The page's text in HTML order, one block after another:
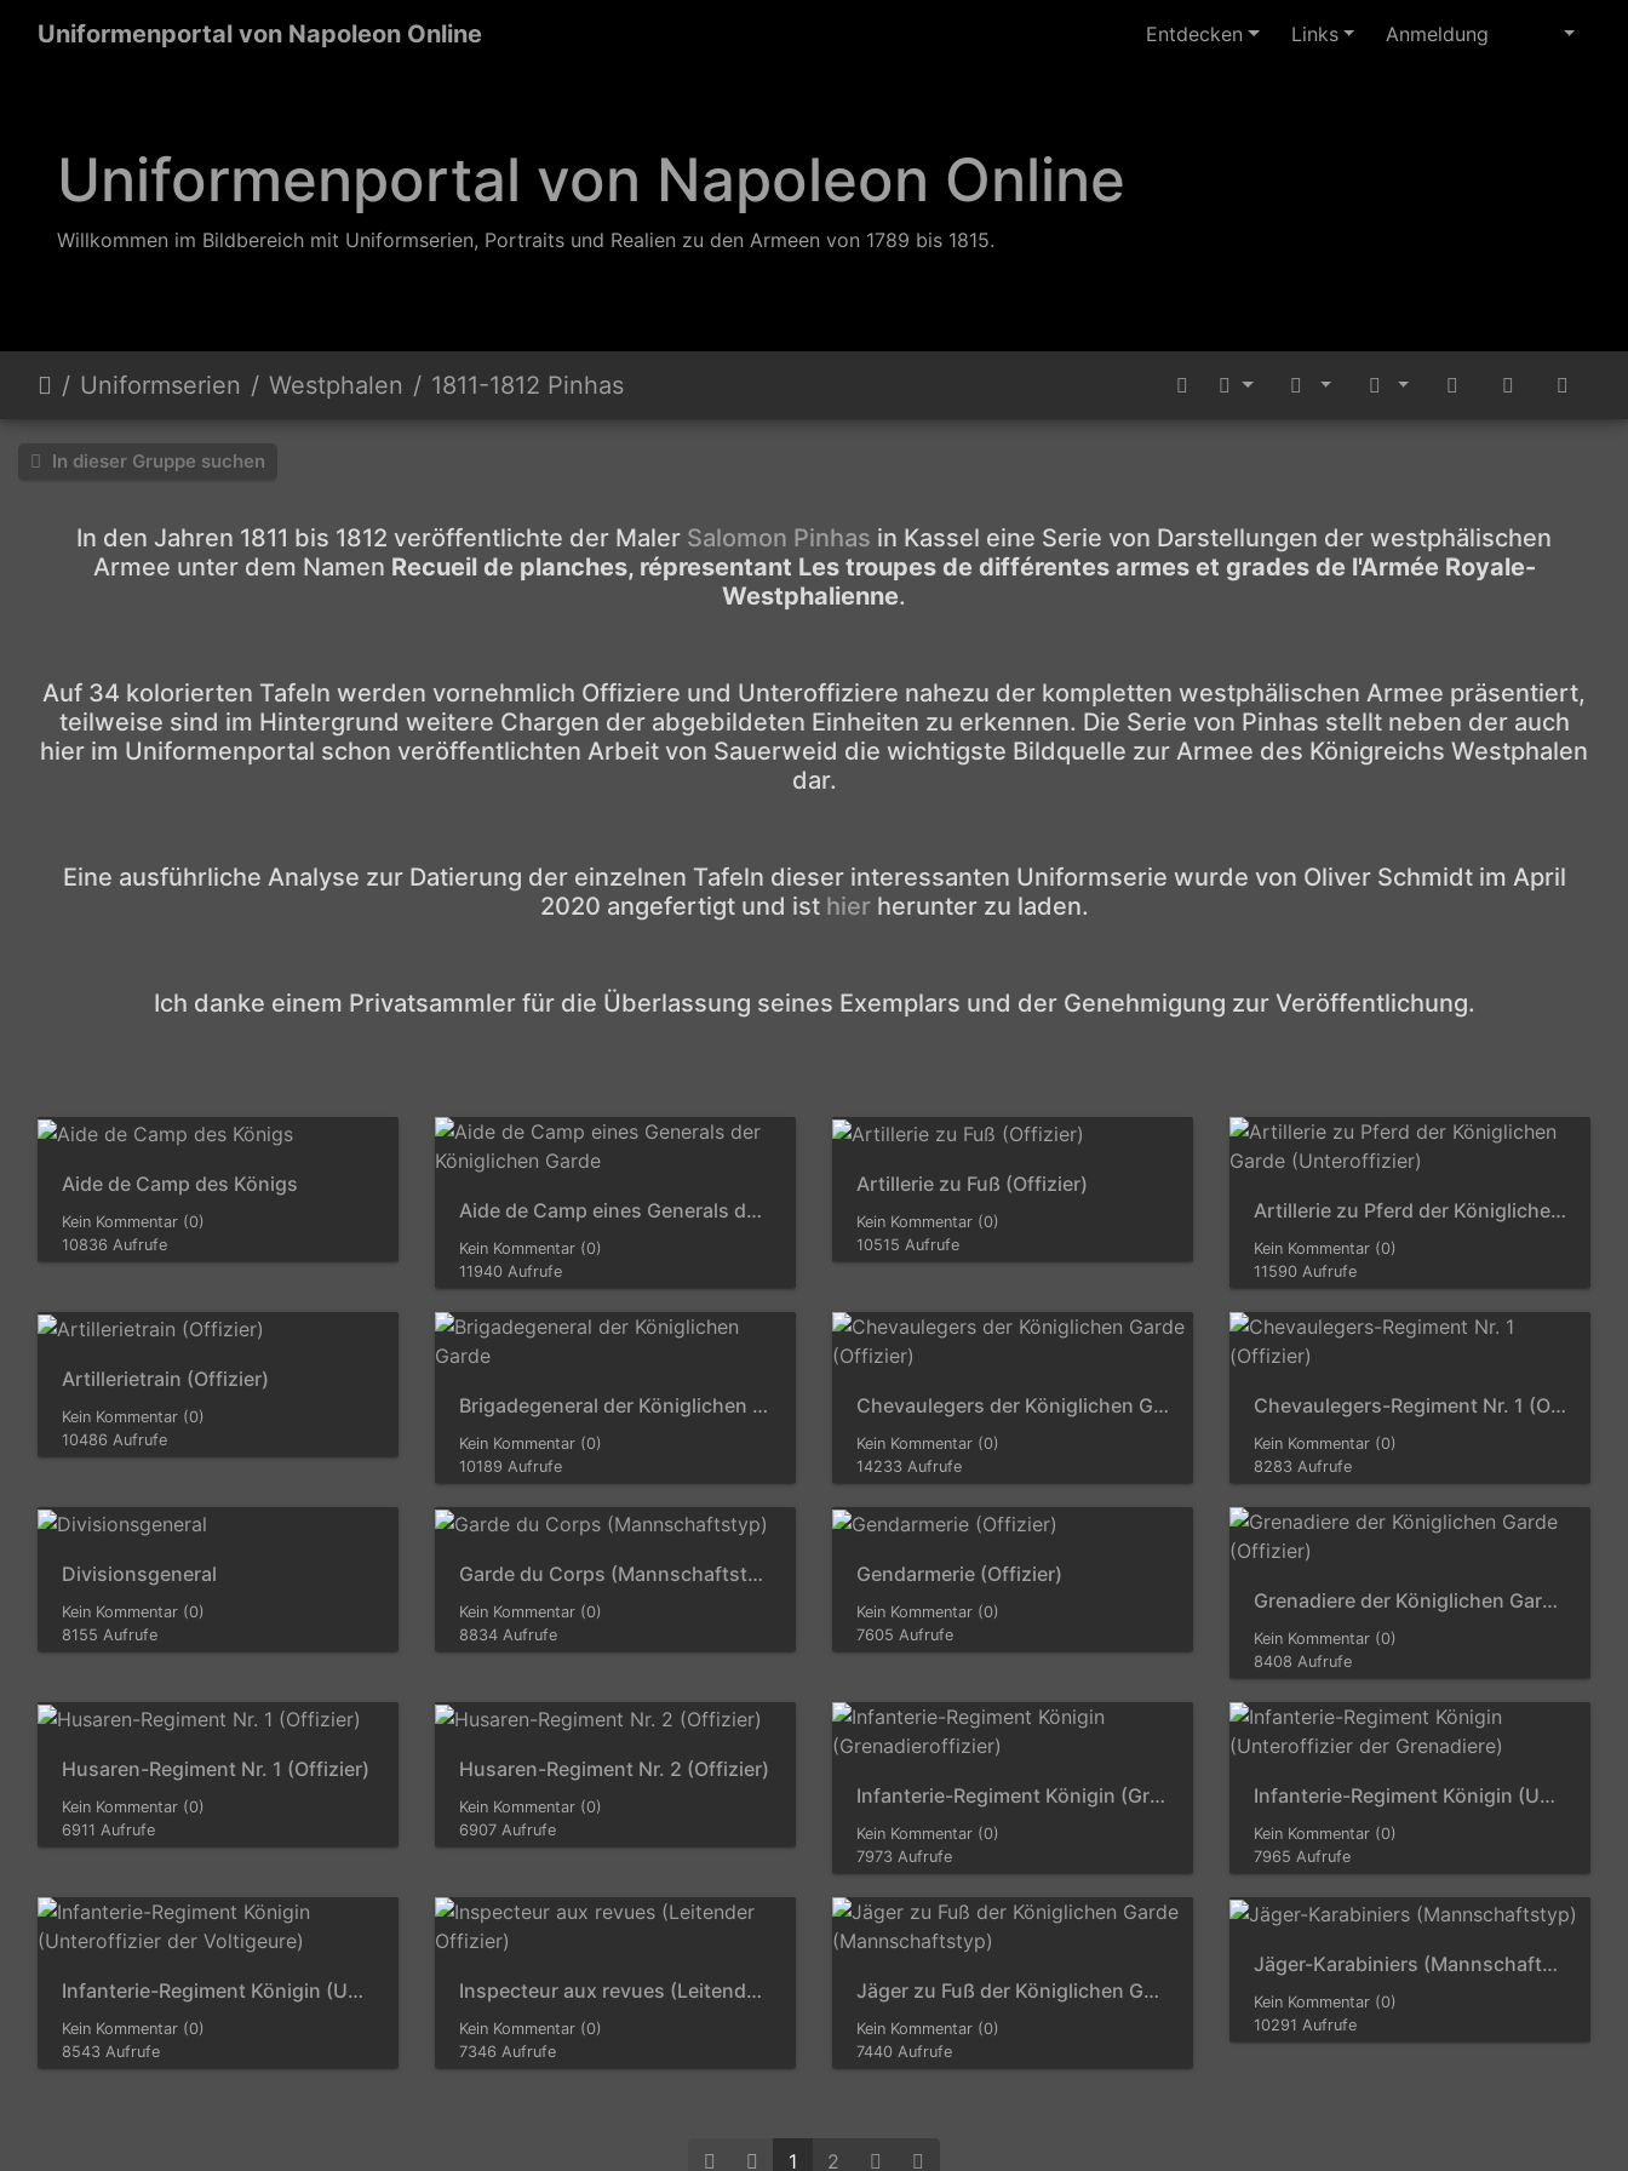
Uniformenportal von Napoleon Online Entdecken Links Anmeldung
Uniformenportal von Napoleon Online
Willkommen im Bildbereich mit Uniformserien, Portraits und Realien zu den Armeen von 1789 bis 1815.
Uniformserien Westphalen 1811-1812 Pinhas
In dieser Gruppe suchen
In den Jahren 1811 bis 1812 veröffentlichte der Maler Salomon Pinhas in Kassel eine Serie von Darstellungen der westphälischen
Armee unter dem Namen Recueil de planches, répresentant Les troupes de différentes armes et grades de l'Armée Royale-
Westphalienne.
Auf 34 kolorierten Tafeln werden vornehmlich Offiziere und Unteroffiziere nahezu der kompletten westphälischen Armee präsentiert,
teilweise sind im Hintergrund weitere Chargen der abgebildeten Einheiten zu erkennen. Die Serie von Pinhas stellt neben der auch
hier im Uniformenportal schon veröffentlichten Arbeit von Sauerweid die wichtigste Bildquelle zur Armee des Königreichs Westphalen
dar.
Eine ausführliche Analyse zur Datierung der einzelnen Tafeln dieser interessanten Uniformserie wurde von Oliver Schmidt im April
2020 angefertigt und ist hier herunter zu laden.
Ich danke einem Privatsammler für die Überlassung seines Exemplars und der Genehmigung zur Veröffentlichung.
Aide de Camp des Königs
Kein Kommentar (0)
10836 Aufrufe
Aide de Camp eines Generals der Königlichen Garde
Kein Kommentar (0)
11940 Aufrufe
Artillerie zu Fuß (Offizier)
Kein Kommentar (0)
10515 Aufrufe
Artillerie zu Pferd der Königlichen Garde (Unteroffizier)
Kein Kommentar (0)
11590 Aufrufe
Artillerietrain (Offizier)
Kein Kommentar (0)
10486 Aufrufe
Brigadegeneral der Königlichen Garde
Kein Kommentar (0)
10189 Aufrufe
Chevaulegers der Königlichen Garde (Offizier)
Kein Kommentar (0)
14233 Aufrufe
Chevaulegers-Regiment Nr. 1 (Offizier)
Kein Kommentar (0)
8283 Aufrufe
Divisionsgeneral
Kein Kommentar (0)
8155 Aufrufe
Garde du Corps (Mannschaftstyp)
Kein Kommentar (0)
8834 Aufrufe
Gendarmerie (Offizier)
Kein Kommentar (0)
7605 Aufrufe
Grenadiere der Königlichen Garde (Offizier)
Kein Kommentar (0)
8408 Aufrufe
Husaren-Regiment Nr. 1 (Offizier)
Kein Kommentar (0)
6911 Aufrufe
Husaren-Regiment Nr. 2 (Offizier)
Kein Kommentar (0)
6907 Aufrufe
Infanterie-Regiment Königin (Grenadieroffizier)
Kein Kommentar (0)
7973 Aufrufe
Infanterie-Regiment Königin (Unteroffizier der Grenadiere)
Kein Kommentar (0)
7965 Aufrufe
Infanterie-Regiment Königin (Unteroffizier der Voltigeure)
Kein Kommentar (0)
8543 Aufrufe
Inspecteur aux revues (Leitender Offizier)
Kein Kommentar (0)
7346 Aufrufe
Jäger zu Fuß der Königlichen Garde (Mannschaftstyp)
Kein Kommentar (0)
7440 Aufrufe
Jäger-Karabiniers (Mannschaftstyp)
Kein Kommentar (0)
10291 Aufrufe
1 2